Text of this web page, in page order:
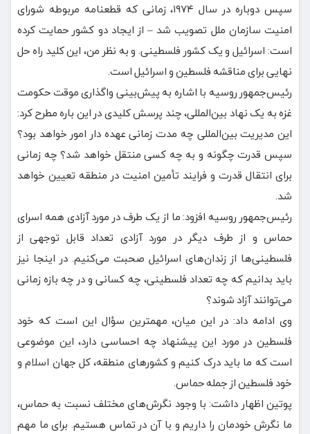
سپس دوباره در سال ۱۹۷۴، زمانی که قطعنامه مربوطه شورای
امنیت سازمان ملل تصویب شد – از ایجاد دو کشور حمایت کرده
است: اسرائیل و یک کشور فلسطینی. و به نظر من، این کلید راه حل
نهایی برای مناقشه فلسطین و اسرائیل است.
رئیس‌جمهور روسیه با اشاره به پیش‌بینی واگذاری موقت حکومت
غزه به یک نهاد بین‌المللی، چند پرسش کلیدی در این باره مطرح کرد:
این مدیریت بین‌المللی چه مدت زمانی عهده دار امور خواهد بود؟
سپس قدرت چگونه و به چه کسی منتقل خواهد شد؟ چه زمانی
برای انتقال قدرت و فرایند تأمین امنیت در منطقه تعیین خواهد
شد.
رئیس‌جمهور روسیه افزود: ما از یک طرف در مورد آزادی همه اسرای
حماس و از طرف دیگر در مورد آزادی تعداد قابل توجهی از
فلسطینی‌ها از زندان‌های اسرائیل صحبت می‌کنیم. در اینجا نیز
باید بدانیم که چه تعداد فلسطینی، چه کسانی و در چه بازه زمانی
می‌توانند آزاد شوند؟
وی ادامه داد:‌ در این میان، مهمترین سؤال این است که خود
فلسطین در مورد این پیشنهاد چه احساسی دارد، این موضوعی
است که ما باید درک کنیم و کشورهای منطقه، کل جهان اسلام و
خود فلسطین از جمله حماس.
پوتین اظهار داشت: با وجود نگرش‌های مختلف نسبت به حماس،
ما نگرش خودمان را داریم و با آن در تماس هستیم. برای ما مهم